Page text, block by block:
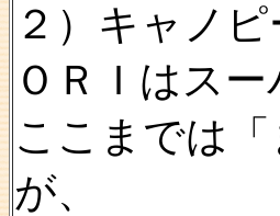
２）キャノ
ＯＲＩはス
ここまでは
が、